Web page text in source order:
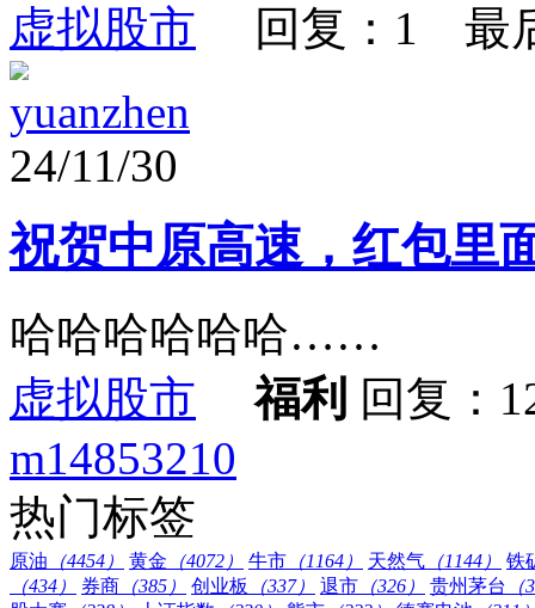
虚拟股市 回复：1 最
yuanzhen
24/11/30
祝贺中原高速，红包里
哈哈哈哈哈哈……
虚拟股市
福利 回复：
m14853210
热门标签
原油 （4454） 黄金 （4072） 牛市 （1164） 天然气 （1144）
铁
（434）
券商 （385） 创业板 （337） 退市 （326） 贵州茅台